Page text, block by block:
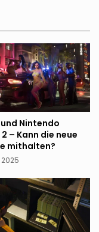
und Nintendo
– Kann die neue
mithalten?